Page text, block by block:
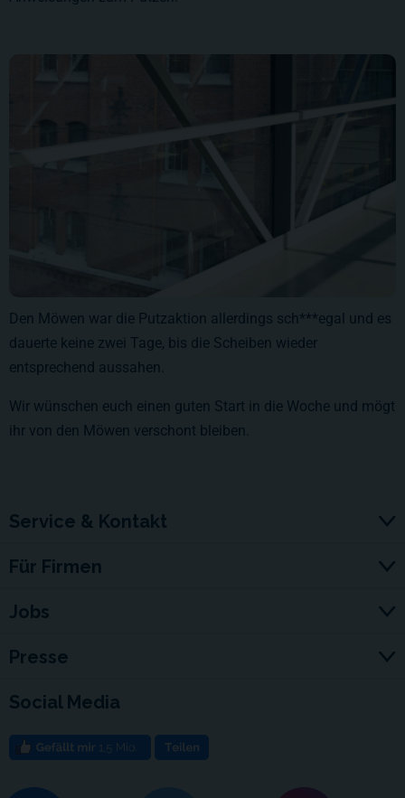
Den Möwen war die Putzaktion allerdings sch***egal und es
dauerte keine zwei Tage, bis die Scheiben wieder
entsprechend aussahen.
Wir wünschen euch einen guten Start in die Woche und mögt
ihr von den Möwen verschont bleiben.
Service & Kontakt
Für Firmen
Jobs
Presse
Social Media